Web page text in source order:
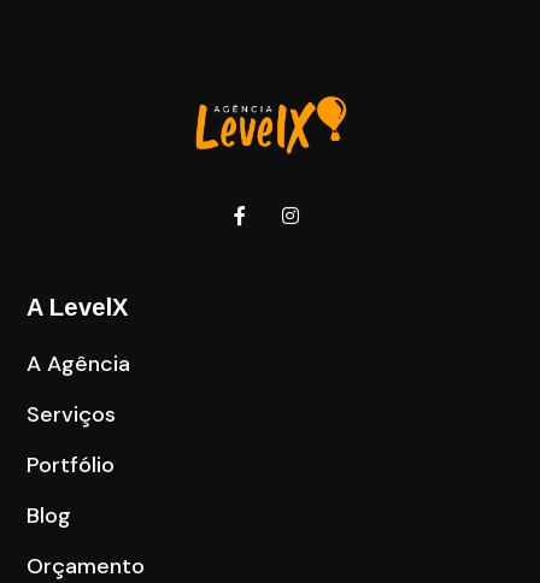
A LevelX
A Agência
Serviços
Portfólio
Blog
Orçamento